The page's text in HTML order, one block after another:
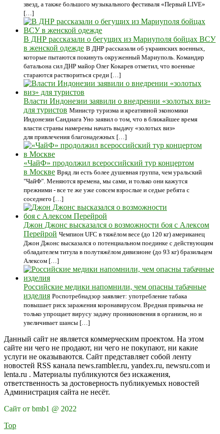
звезд, а также большого музыкального фестиваля «Первый LIVE»
[…]
В ДНР рассказали о бегущих из Мариуполя бойцах ВСУ
в женской одежде В ДНР рассказали об украинских военных,
которые пытаются покинуть окруженный Мариуполь. Командир
батальона сил ДНР майор Олег Кокарев отметил, что военные
стараются раствориться среди […]
Власти Индонезии заявили о внедрении «золотых виз»
для туристов Министр туризма и креативной экономики
Индонезии Сандиага Уно заявил о том, что в ближайшее время
власти страны намерены начать выдачу «золотых виз»
для привлечения благонадежных […]
«ЧайФ» продолжил всероссийский тур концертом
в Москве Вряд ли есть более душевная группа, чем уральский
"ЧайФ". Меняются времена, мы сами, и только они кажутся
прежними - все те же уже совсем взрослые и седые ребята с
соседнего […]
Джон Джонс высказался о возможности боя с Алексом
Перейрой Чемпион UFC в тяжёлом весе (до 120 кг) американец
Джон Джонс высказался о потенциальном поединке с действующим
обладателем титула в полутяжёлом дивизионе (до 93 кг) бразильцем
Алексом […]
Российские медики напомнили, чем опасны табачные
изделия Роспотребнадзор заявляет: употребление табака
повышает риск заражения коронавирусом. Вредная привычка не
только упрощает вирусу задачу проникновения в организм, но и
увеличивает шансы […]
Данный сайт не является коммерческим проектом. На этом
сайте ни чего не продают, ни чего не покупают, ни какие
услуги не оказываются. Сайт представляет собой ленту
новостей RSS канала news.rambler.ru, yandex.ru, newsru.com и
lenta.ru . Материалы публикуются без искажения,
ответственность за достоверность публикуемых новостей
Администрация сайта не несёт.
Сайт от bmb1 @ 2022
Top